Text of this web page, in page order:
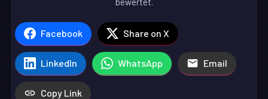
Facebook Share on X
LinkedIn WhatsApp Email
Copy Link